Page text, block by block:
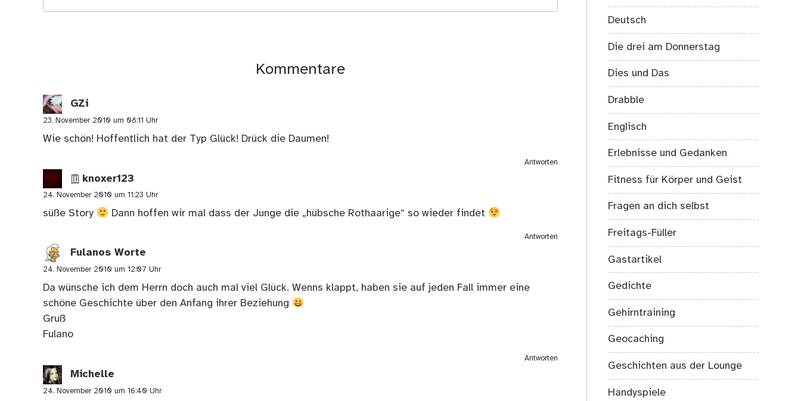
Kommentare
GZi
23. November 2010 um 08:11 Uhr
Wie schön! Hoffentlich hat der Typ Glück! Drück die Daumen!
Antworten
knoxer123
24. November 2010 um 11:23 Uhr
süße Story Dann hoffen wir mal dass der Junge die „hübsche Rothaarige“ so wieder findet
Antworten
Fulanos Worte
24. November 2010 um 12:07 Uhr
Da wünsche ich dem Herrn doch auch mal viel Glück. Wenns klappt, haben sie auf jeden Fall immer eine
schöne Geschichte über den Anfang ihrer Beziehung
Gruß
Fulano
Antworten
Michelle
24. November 2010 um 16:40 Uhr
Deutsch
Die drei am Donnerstag
Dies und Das
Drabble
Englisch
Erlebnisse und Gedanken
Fitness für Körper und Geist
Fragen an dich selbst
Freitags-Füller
Gastartikel
Gedichte
Gehirntraining
Geocaching
Geschichten aus der Lounge
Handyspiele